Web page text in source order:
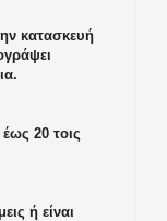
κατασκευή
έως 20 τοις
ή είναι